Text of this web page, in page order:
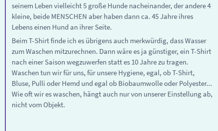
seinem Leben vielleicht 5 große Hunde nacheinander, der andere 4
kleine, beide MENSCHEN aber haben dann ca. 45 Jahre ihres
Lebens einen Hund an ihrer Seite.
Beim T-Shirt finde ich es übrigens auch merkwürdig, dass Wasser
zum Waschen mitzurechnen. Dann wäre es ja günstiger, ein T-Shirt
nach einer Saison wegzuwerfen statt es 10 Jahre zu tragen.
Waschen tun wir für uns, für unsere Hygiene, egal, ob T-Shirt,
Bluse, Pulli oder Hemd und egal ob Biobaumwolle oder Polyester...
Wie oft wir es waschen, hängt auch nur von unserer Einstellung ab,
nicht vom Objekt.